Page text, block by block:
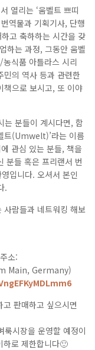
열리는 ‘움벨트 쁘띠
역물과 기획기사, 단행
고 축하하는 시간을 갖
하는 과정, 그동안 움벨
식품 아틀라스 시리
의 역사 등과 관련한
책으로 보시고, 또 이야
는 분들이 계시다면, 함
트(Umwelt)’라는 이름
관심 있는 분들, 책을
분들 혹은 프리랜서 번
입니다. 오셔서 본인
.
람들과 네트워킹 해보
소:
Main, Germany)
판매하고 싶으시면
시장을 운영할 예정이
하로 제한합니다🙂